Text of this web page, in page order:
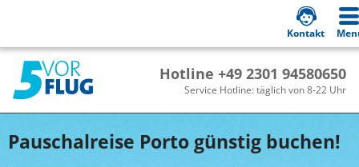
Hotline +49 2301 94580650
Service Hotline: täglich von 8-22 Uhr
Kontakt
Pauschalreise Porto günstig buchen!